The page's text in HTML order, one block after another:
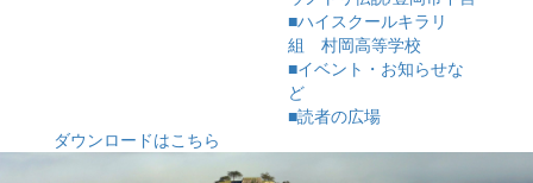
■ハイスクールキラリ
組 村岡高等学校
■イベント・お知らせな
ど
■読者の広場
ダウンロードはこちら